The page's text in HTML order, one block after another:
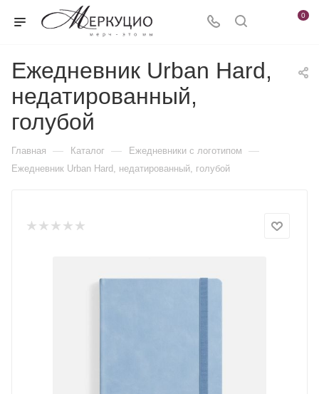
0
Ежедневник Urban Hard,
недатированный,
голубой
Главная — Каталог — Ежедневники c логотипом —
Ежедневник Urban Hard, недатированный, голубой